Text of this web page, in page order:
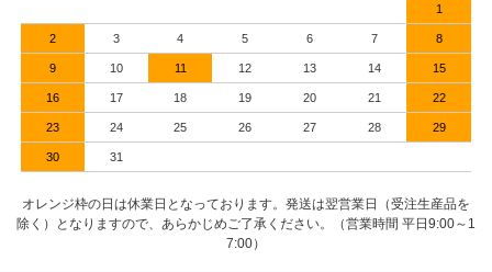
1
2 3 4 5 6 7 8
9 10 11 12 13 14 15
16 17 18 19 20 21 22
23 24 25 26 27 28 29
30 31
オレンジ枠の日は休業日となっております。発送は翌営業日（受注生産品を
除く）となりますので、あらかじめご了承ください。（営業時間 平日9:00～1
7:00）